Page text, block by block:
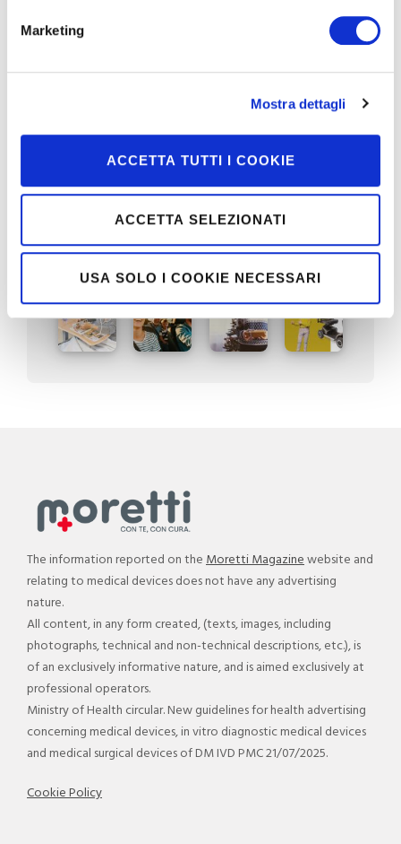
Marketing
Mostra dettagli
ACCETTA TUTTI I COOKIE
ACCETTA SELEZIONATI
USA SOLO I COOKIE NECESSARI
Territory
Third Age
The information reported on theMoretti Magazinewebsite and
relating to medical devices does not have any advertising
nature.
All content, in any form created, (texts, images, including
photographs, technical and non-technical descriptions, etc.), is
of an exclusively informative nature, and is aimed exclusively at
professional operators.
Ministry of Health circular. New guidelines for health advertising
concerning medical devices, in vitro diagnostic medical devices
and medical surgical devices of DM IVD PMC 21/07/2025.
Cookie Policy